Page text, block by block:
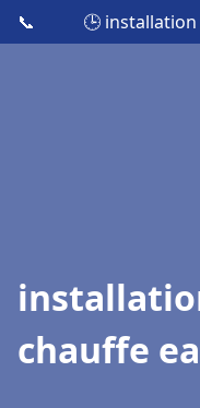
📞 🕒
chauffe